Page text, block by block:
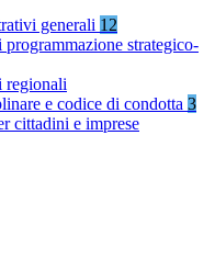
generali 12
strategico-
regionali
e codice di condotta 3
cittadini e imprese